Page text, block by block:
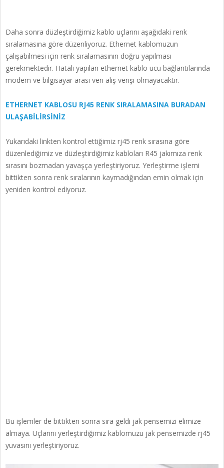
Daha sonra düzleştirdiğimiz kablo uçlarını aşağıdaki renk
sıralamasına göre düzenliyoruz. Ethernet kablomuzun
çalışabilmesi için renk sıralamasının doğru yapılması
gerekmektedir. Hatalı yapılan ethernet kablo ucu bağlantılarında
modem ve bilgisayar arası veri alış verişi olmayacaktır.
ETHERNET KABLOSU RJ45 RENK SIRALAMASINA BURADAN
ULAŞABİLİRSİNİZ
Yukarıdaki linkten kontrol ettiğimiz rj45 renk sırasına göre
düzenlediğimiz ve düzleştirdiğimiz kabloları R45 jakımıza renk
sırasını bozmadan yavaşça yerleştiriyoruz. Yerleştirme işlemi
bittikten sonra renk sıralarının kaymadığından emin olmak için
yeniden kontrol ediyoruz.
Bu işlemler de bittikten sonra sıra geldi jak pensemizi elimize
almaya. Uçlarını yerleştirdiğimiz kablomuzu jak pensemizde rj45
yuvasını yerleştiriyoruz.